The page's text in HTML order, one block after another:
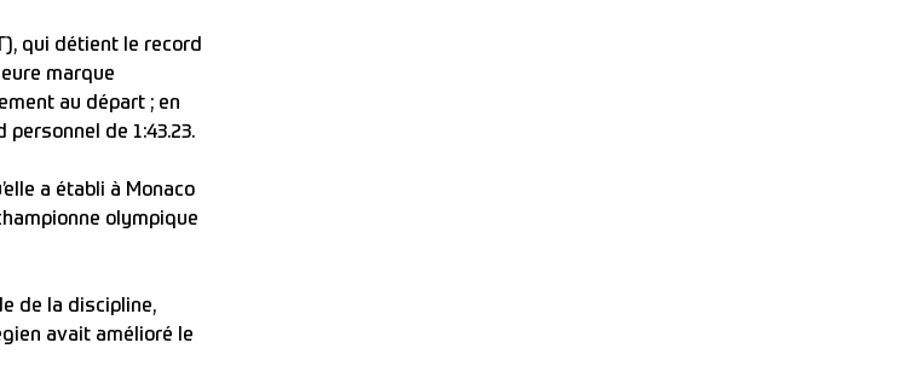
qui détient le record
marque
au départ ; en
de 1:43.23.
a établi à Monaco
olympique
de la discipline,
avait amélioré le